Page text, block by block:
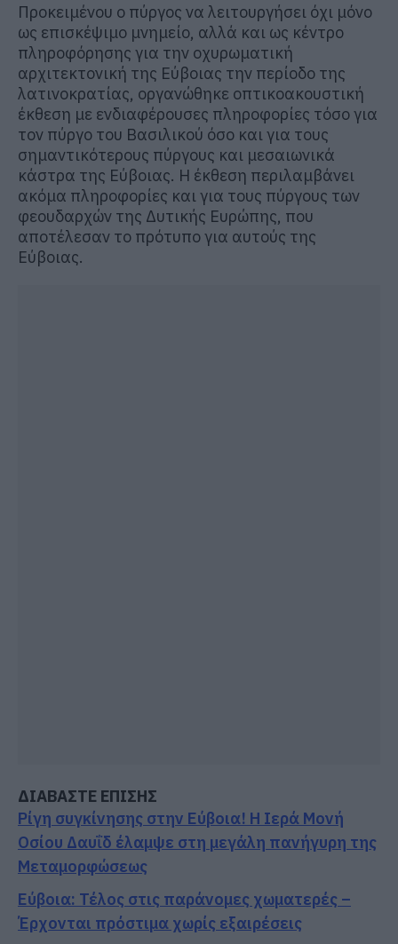
Προκειμένου ο πύργος να λειτουργήσει όχι μόνο
ως επισκέψιμο μνημείο, αλλά και ως κέντρο
πληροφόρησης για την οχυρωματική
αρχιτεκτονική της Εύβοιας την περίοδο της
λατινοκρατίας, οργανώθηκε οπτικοακουστική
έκθεση με ενδιαφέρουσες πληροφορίες τόσο για
τον πύργο του Βασιλικού όσο και για τους
σημαντικότερους πύργους και μεσαιωνικά
κάστρα της Εύβοιας. Η έκθεση περιλαμβάνει
ακόμα πληροφορίες και για τους πύργους των
φεουδαρχών της Δυτικής Ευρώπης, που
αποτέλεσαν το πρότυπο για αυτούς της
Εύβοιας.
ΔΙΑΒΑΣΤΕ ΕΠΙΣΗΣ
Ρίγη συγκίνησης στην Εύβοια! Η Ιερά Μονή
Οσίου Δαυΐδ έλαμψε στη μεγάλη πανήγυρη της
Μεταμορφώσεως
Εύβοια: Τέλος στις παράνομες χωματερές –
Έρχονται πρόστιμα χωρίς εξαιρέσεις